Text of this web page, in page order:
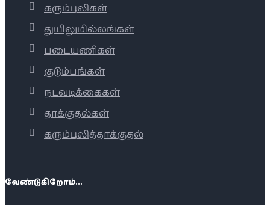
கரும்புலிகள்
துயிலுமில்லங்கள்
படையணிகள்
குடும்பங்கள்
நடவடிக்கைகள்
தாக்குதல்கள்
கரும்புலித்தாக்குதல்
வேண்டுகிறோம்...